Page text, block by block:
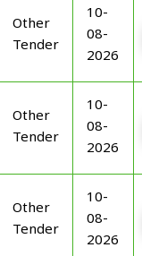
Other
Tender
10-
08-
2026
Other
Tender
10-
08-
2026
Other
Tender
10-
08-
2026